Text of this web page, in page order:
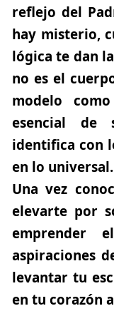
reflejo del
hay misterio,
lógica te dan
no es el
modelo
esencial
identifica con
en lo universal.
Una vez
elevarte por
emprender
aspiraciones
levantar tu
en tu corazón